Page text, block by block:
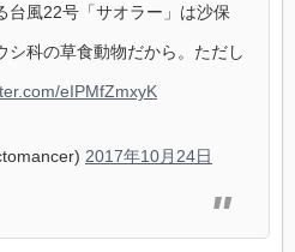
台風22号「サオラー」は沙保
シ科の草食動物だから。ただし
eIPMfZmxyK
2017年10月24日